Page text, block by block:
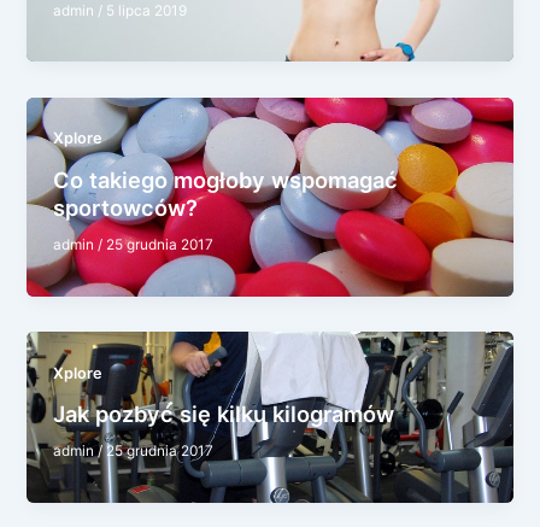
admin / 5 lipca 2019
Xplore
Co takiego mogłoby wspomagać
sportowców?
admin/ 25 grudnia 2017
Xplore
Jak pozbyć się kilku kilogramów
admin/ 25 grudnia 2017